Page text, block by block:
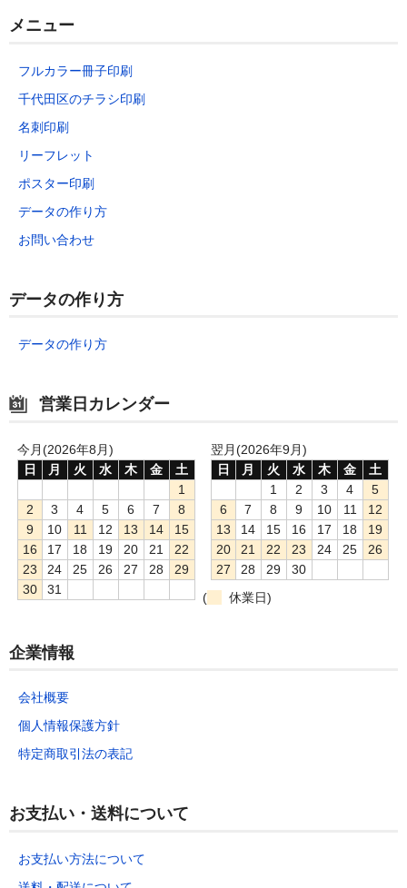
メニュー
フルカラー冊子印刷
千代田区のチラシ印刷
名刺印刷
リーフレット
ポスター印刷
データの作り方
お問い合わせ
データの作り方
データの作り方
営業日カレンダー
今月(2026年8月)
日
月 火 水 木 金
土
1
2
3 4 5 6 7
8
9
10 11 12 13 14
15
16
17 18 19 20 21
22
23
24 25 26 27 28
29
30
31
翌月(2026年9月)
日
月 火 水 木 金
土
1
2 3 4
5
6
7 8 9 10 11
12
13
14 15 16 17 18
19
20
21 22 23 24 25
26
27
28 29
30
(
休業日)
企業情報
会社概要
個人情報保護方針
特定商取引法の表記
お支払い・送料について
お支払い方法について